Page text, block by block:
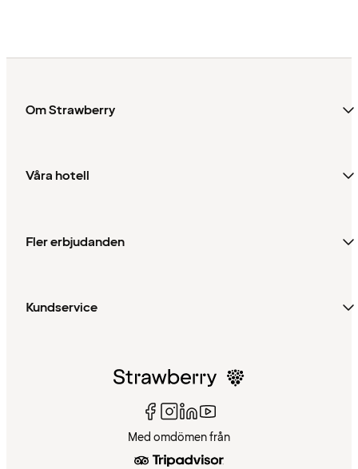
Om Strawberry
Våra hotell
Fler erbjudanden
Kundservice
Med omdömen från